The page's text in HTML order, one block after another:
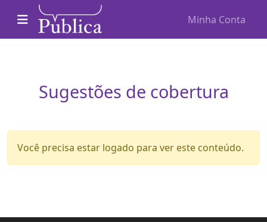
Pular para o conteúdo
Navegação principal Minha Conta
Sugestões de cobertura
Você precisa estar logado para ver este conteúdo.